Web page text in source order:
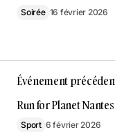
Soirée 16 février 2026
Événement
Run for Planet Nantes
Sport 6 février 2026